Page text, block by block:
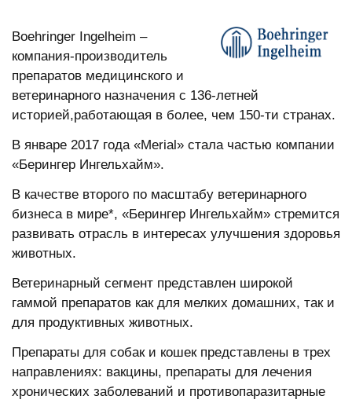
Boehringer Ingelheim –
компания-производитель
препаратов медицинского и
ветеринарного назначения с 136-летней
историей,работающая в более, чем 150-ти странах.
В январе 2017 года «Merial» стала частью компании
«Берингер Ингельхайм».
В качестве второго по масштабу ветеринарного
бизнеса в мире*, «Берингер Ингельхайм» стремится
развивать отрасль в интересах улучшения здоровья
животных.
Ветеринарный сегмент представлен широкой
гаммой препаратов как для мелких домашних, так и
для продуктивных животных.
Препараты для собак и кошек представлены в трех
направлениях: вакцины, препараты для лечения
хронических заболеваний и противопаразитарные